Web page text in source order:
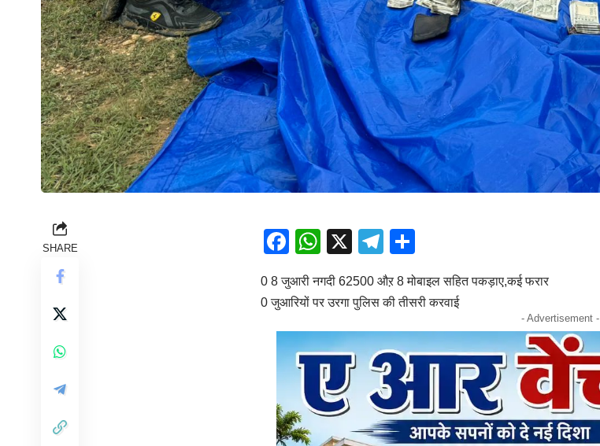
SHARE Facebook
WhatsApp
X Telegram
0 8 जुआरी नगदी 62500 औऱ 8 मोबाइल सहित पकड़ाए,कई फरार
0 जुआरियों पर उरगा पुलिस की तीसरी करवाई
- Advertisement -